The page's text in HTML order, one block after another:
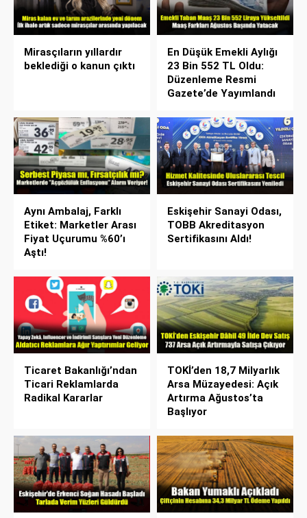
Mirasçıların yıllardır
beklediği o kanun çıktı
En Düşük Emekli Aylığı
23 Bin 552 TL Oldu:
Düzenleme Resmi
Gazete’de Yayımlandı
Aynı Ambalaj, Farklı
Etiket: Marketler Arası
Fiyat Uçurumu %60’ı
Aştı!
Eskişehir Sanayi Odası,
TOBB Akreditasyon
Sertifikasını Aldı!
Ticaret Bakanlığı’ndan
Ticari Reklamlarda
Radikal Kararlar
TOKİ’den 18,7 Milyarlık
Arsa Müzayedesi: Açık
Artırma Ağustos’ta
Başlıyor